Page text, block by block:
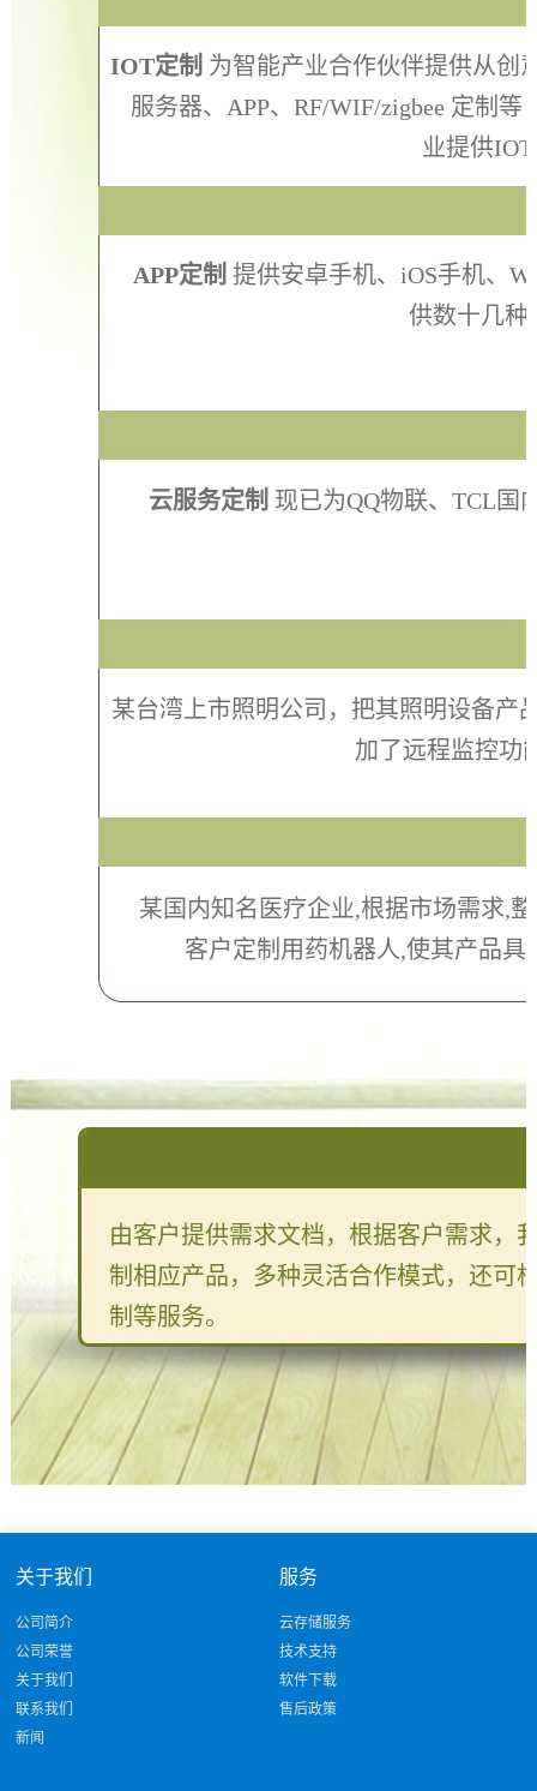
IOT定制 为智能产业合作伙伴提供从创
服务器、APP、RF/WIF/zigbee 定制
业提供
APP定制 提供安卓手机、iOS手机、
供数十几种
云服务定制 现已为QQ物联、TCL国
某台湾上市照明公司，把其照明设备产
加了远程监控功
某国内知名医疗企业,根据市场需求,
客户定制用药机器人,使其产品
由客户提供需求文档，根据客户需求，
制相应产品，多种灵活合作模式，还可
制等服务。
关于我们
公司简介
公司荣誉
关于我们
联系我们
新闻
服务
云存储服务
技术支持
软件下载
售后政策